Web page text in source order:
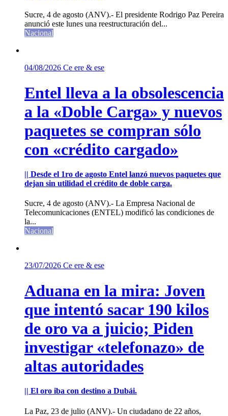
Sucre, 4 de agosto (ANV).- El presidente Rodrigo Paz Pereira
anunció este lunes una reestructuración del...
Nacional
04/08/2026 Ce ere & ese
Entel lleva a la obsolescencia
a la «Doble Carga» y nuevos
paquetes se compran sólo
con «crédito cargado»
|| Desde el 1ro de agosto Entel lanzó nuevos paquetes que
dejan sin utilidad el crédito de doble carga.
Sucre, 4 de agosto (ANV).- La Empresa Nacional de
Telecomunicaciones (ENTEL) modificó las condiciones de
la...
Nacional
23/07/2026 Ce ere & ese
Aduana en la mira: Joven
que intentó sacar 190 kilos
de oro va a juicio; Piden
investigar «telefonazo» de
altas autoridades
|| El oro iba con destino a Dubái.
La Paz, 23 de julio (ANV).- Un ciudadano de 22 años,